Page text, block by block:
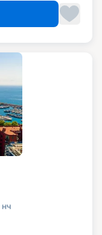
нч